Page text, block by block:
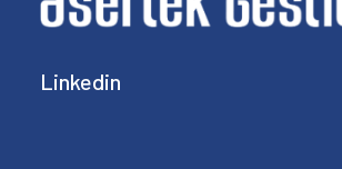
Linkedin